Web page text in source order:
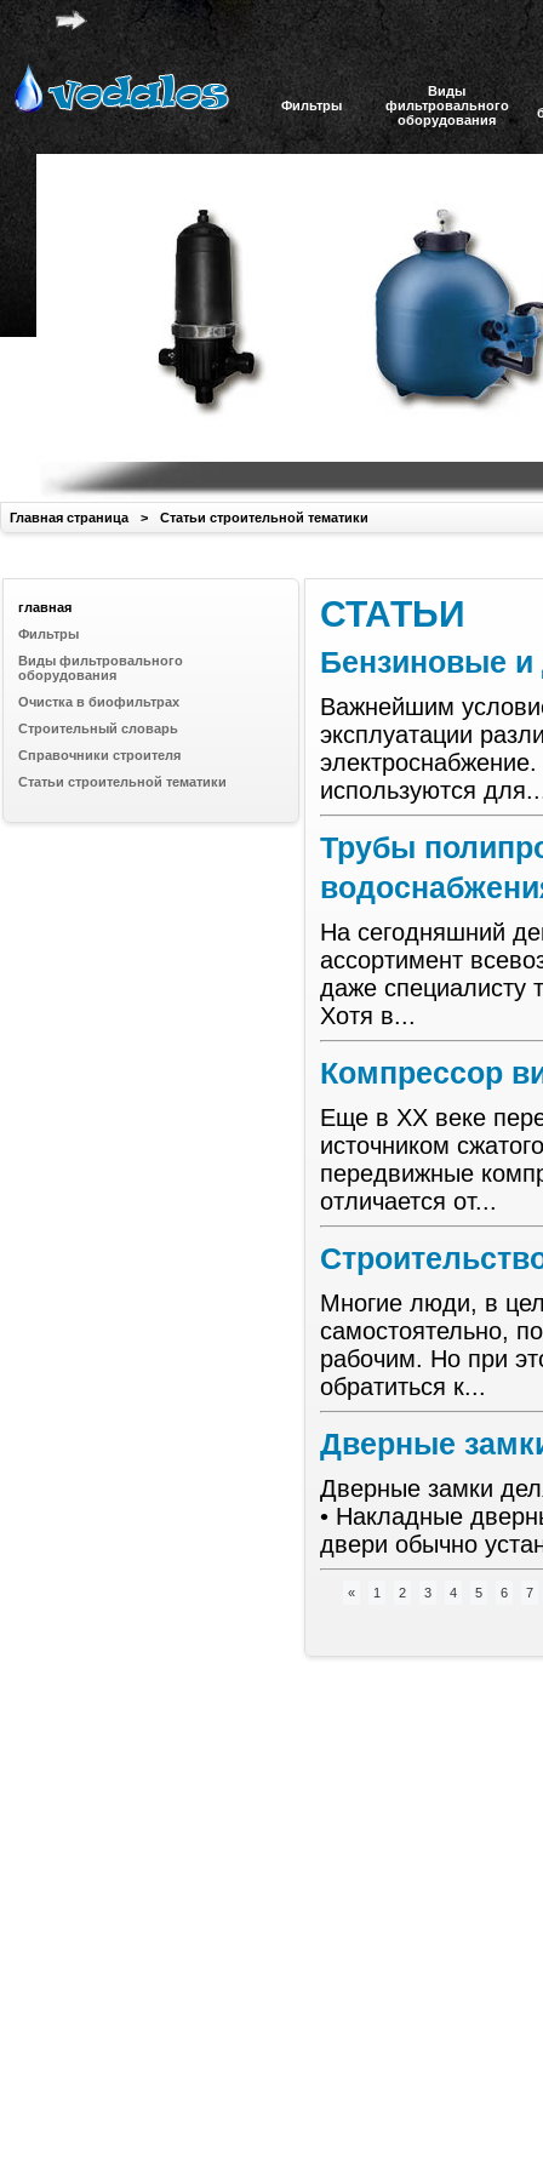
Фильтры
Виды
фильтровального
оборудования
Главная страница > Статьи строительной тематики
СТАТЬИ
Бензиновые и
Важнейшим
эксплуатации
используются
Трубы
На сегодняшний
ассортимент
даже специалисту
Хотя в...
Компрессор
Еще в ХХ веке
источником
передвижные
отличается от...
Многие люди, в
самостоятельно,
рабочим. Но при
обратиться к...
Дверные
Дверные замки
• Накладные
двери обычно
« 1 2 3 4 5 6 7
главная
Фильтры
Виды фильтровального
оборудования
Очистка в биофильтрах
Строительный словарь
Справочники строителя
Статьи строительной тематики